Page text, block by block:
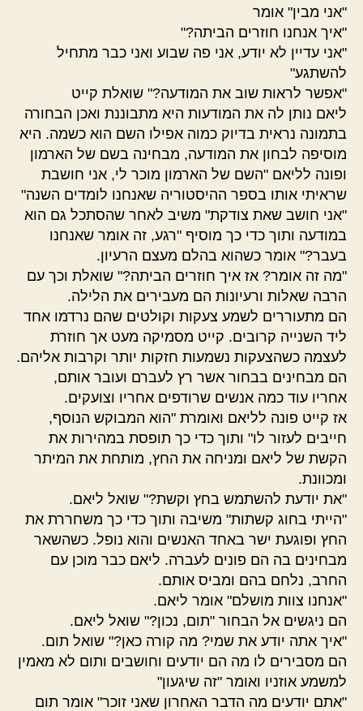
"אני מבין" אומר
"איך אנחנו חוזרים הביתה?"
"אני עדיין לא יודע, אני פה שבוע ואני כבר מתחיל
להשתגע"
"אפשר לראות שוב את המודעה?" שואלת קייט
ליאם נותן לה את המודעות היא מתבוננת ואכן הבחורה
בתמונה נראית בדיוק כמוה אפילו השם הוא כשמה. היא
מוסיפה לבחון את המודעה, מבחינה בשם של הארמון
ופונה לליאם "השם של הארמון מוכר לי, אני חושבת
שראיתי אותו בספר ההיסטוריה שאנחנו לומדים השנה"
"אני חושב שאת צודקת" משיב לאחר שהסתכל גם הוא
במודעה ותוך כדי כך מוסיף "רגע, זה אומר שאנחנו
בעבר?" אומר כשהוא בהלם מעצם הרעיון.
"מה זה אומר? אז איך חוזרים הביתה?" שואלת וכך עם
הרבה שאלות ורעיונות הם מעבירים את הלילה.
הם מתעוררים לשמע צעקות וקולטים שהם נרדמו אחד
ליד השנייה קרובים. קייט מסמיקה מעט אך חוזרת
לעצמה כשהצעקות נשמעות חזקות יותר וקרבות אליהם.
הם מבחינים בבחור אשר רץ לעברם ועובר אותם,
אחריו עוד כמה אנשים שרודפים אחריו וצועקים.
אז קייט פונה לליאם ואומרת "הוא המבוקש הנוסף,
חייבים לעזור לו" ותוך כדי כך תופסת במהירות את
הקשת של ליאם ומניחה את החץ, מותחת את המיתר
ומכוונת.
"את יודעת להשתמש בחץ וקשת?" שואל ליאם.
"הייתי בחוג קשתות" משיבה ותוך כדי כך משחררת את
החץ ופוגעת ישר באחד האנשים והוא נופל. כשהשאר
מבחינים בה הם פונים לעברה. ליאם כבר מוכן עם
החרב, נלחם בהם ומביס אותם.
"אנחנו צוות מושלם" אומר ליאם.
הם ניגשים אל הבחור "תום, נכון?" שואל ליאם.
"איך אתה יודע את שמי? מה קורה כאן?" שואל תום.
הם מסבירים לו מה הם יודעים וחושבים ותום לא מאמין
למשמע אוזניו ואומר "זה שיגעון"
"אתם יודעים מה הדבר האחרון שאני זוכר" אומר תום